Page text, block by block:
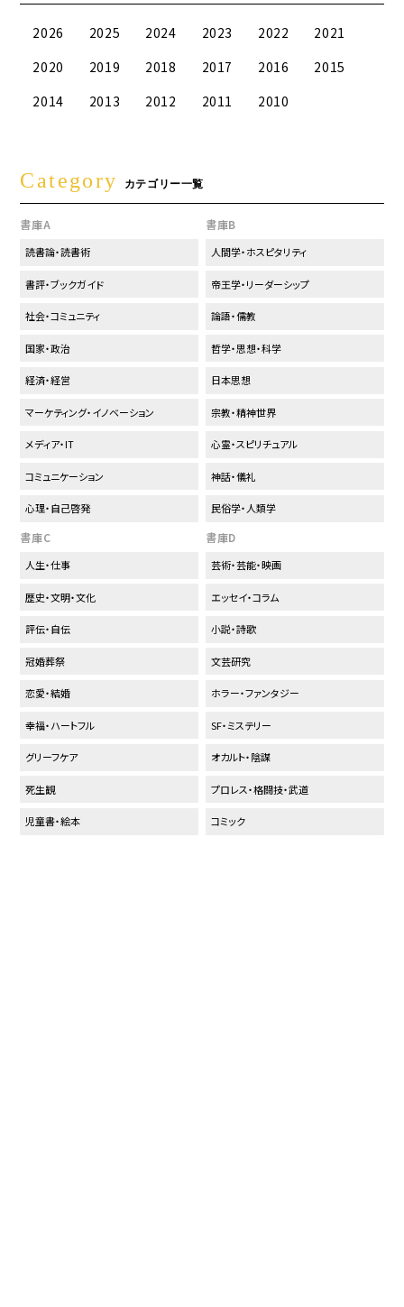
2026 2025 2024 2023 2022
2021
2020
2019 2018 2017 2016
2015
2014
2013 2012 2011 2010
Category カテゴリー一覧
書庫A
読書論・読書術
書評・ブックガイド
社会・コミュニティ
国家・政治
経済・経営
マーケティング・イノベーション
メディア・IT
コミュニケーション
心理・自己啓発
書庫B
人間学・ホスピタリティ
帝王学・リーダーシップ
論語・儒教
哲学・思想・科学
日本思想
宗教・精神世界
心霊・スピリチュアル
神話・儀礼
民俗学・人類学
書庫C
人生・仕事
歴史・文明・文化
評伝・自伝
冠婚葬祭
恋愛・結婚
幸福・ハートフル
グリーフケア
死生観
児童書・絵本
書庫D
芸術・芸能・映画
エッセイ・コラム
小説・詩歌
文芸研究
ホラー・ファンタジー
SF・ミステリー
オカルト・陰謀
プロレス・格闘技・武道
コミック